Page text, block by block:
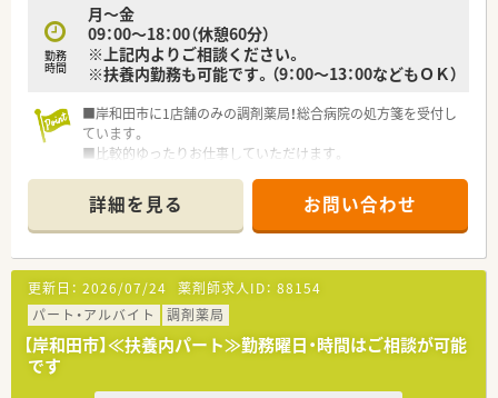
勤務
時間
月～金
09：00～18：00（休憩60分）
※上記内よりご相談ください。
※扶養内勤務も可能です。（9：00～13：00などもＯＫ）
■岸和田市に1店舗のみの調剤薬局！総合病院の処方箋を受付し
ています。
■比較的ゆったりお仕事していただけます。
詳細を見る お問い合わせ
更新日： 2026/07/24 薬剤師求人ID： 88154
パート・アルバイト
調剤薬局
【岸和田市】≪扶養内パート≫勤務曜日・時間はご相談が可能
です